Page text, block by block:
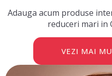
Adauga acum produse
reduceri mari in
VEZI MAI